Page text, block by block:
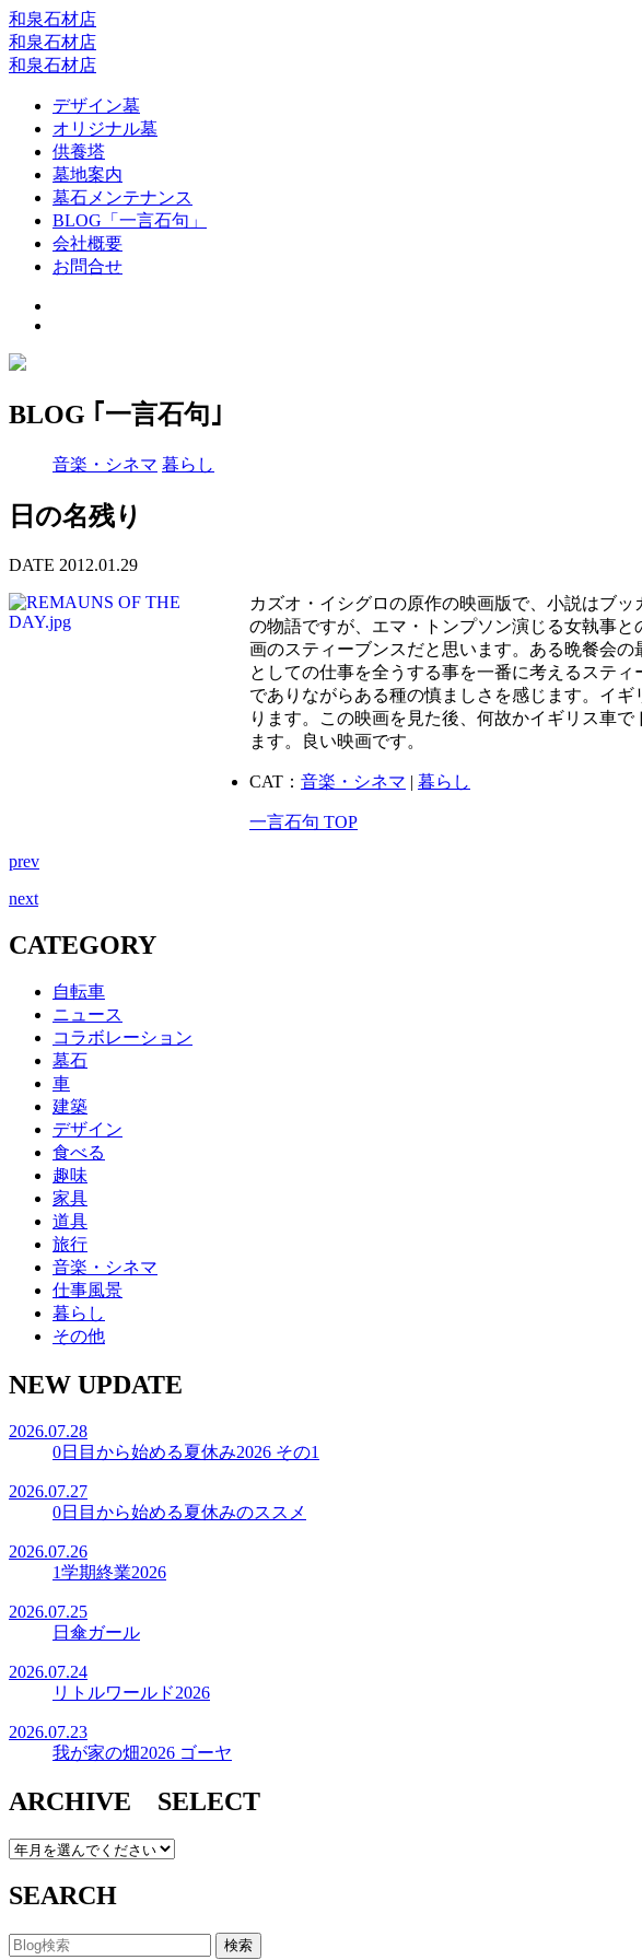
和泉石材店
和泉石材店
和泉石材店
デザイン墓
オリジナル墓
供養塔
墓地案内
墓石メンテナンス
BLOG「一言石句」
会社概要
お問合せ
BLOG ｢一言石句｣
音楽・シネマ 暮らし
日の名残り
DATE 2012.01.29
カズオ・イシグロの原作の映画版で、小説はブ
の物語ですが、エマ・トンプソン演じる女執事
画のスティーブンスだと思います。ある晩餐会
としての仕事を全うする事を一番に考えるステ
でありながらある種の慎ましさを感じます。イ
ります。この映画を見た後、何故かイギリス車
ます。良い映画です。
CAT： 音楽・シネマ | 暮らし
一言石句 TOP
prev
next
CATEGORY
自転車
ニュース
コラボレーション
墓石
車
建築
デザイン
食べる
趣味
家具
道具
旅行
音楽・シネマ
仕事風景
暮らし
その他
NEW UPDATE
2026.07.28
0日目から始める夏休み2026 その1
2026.07.27
0日目から始める夏休みのススメ
2026.07.26
1学期終業2026
2026.07.25
日傘ガール
2026.07.24
リトルワールド2026
2026.07.23
我が家の畑2026 ゴーヤ
ARCHIVE SELECT
SEARCH